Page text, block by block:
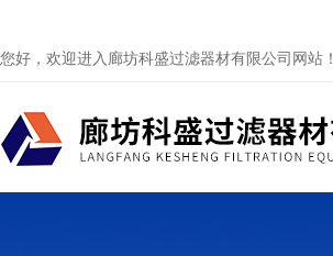
您好，欢迎进入廊坊科盛过滤器材有限公司网站！